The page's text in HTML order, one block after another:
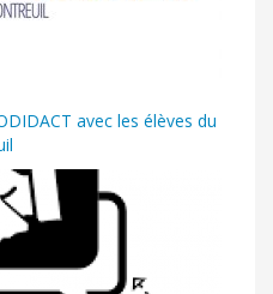
avec les élèves du